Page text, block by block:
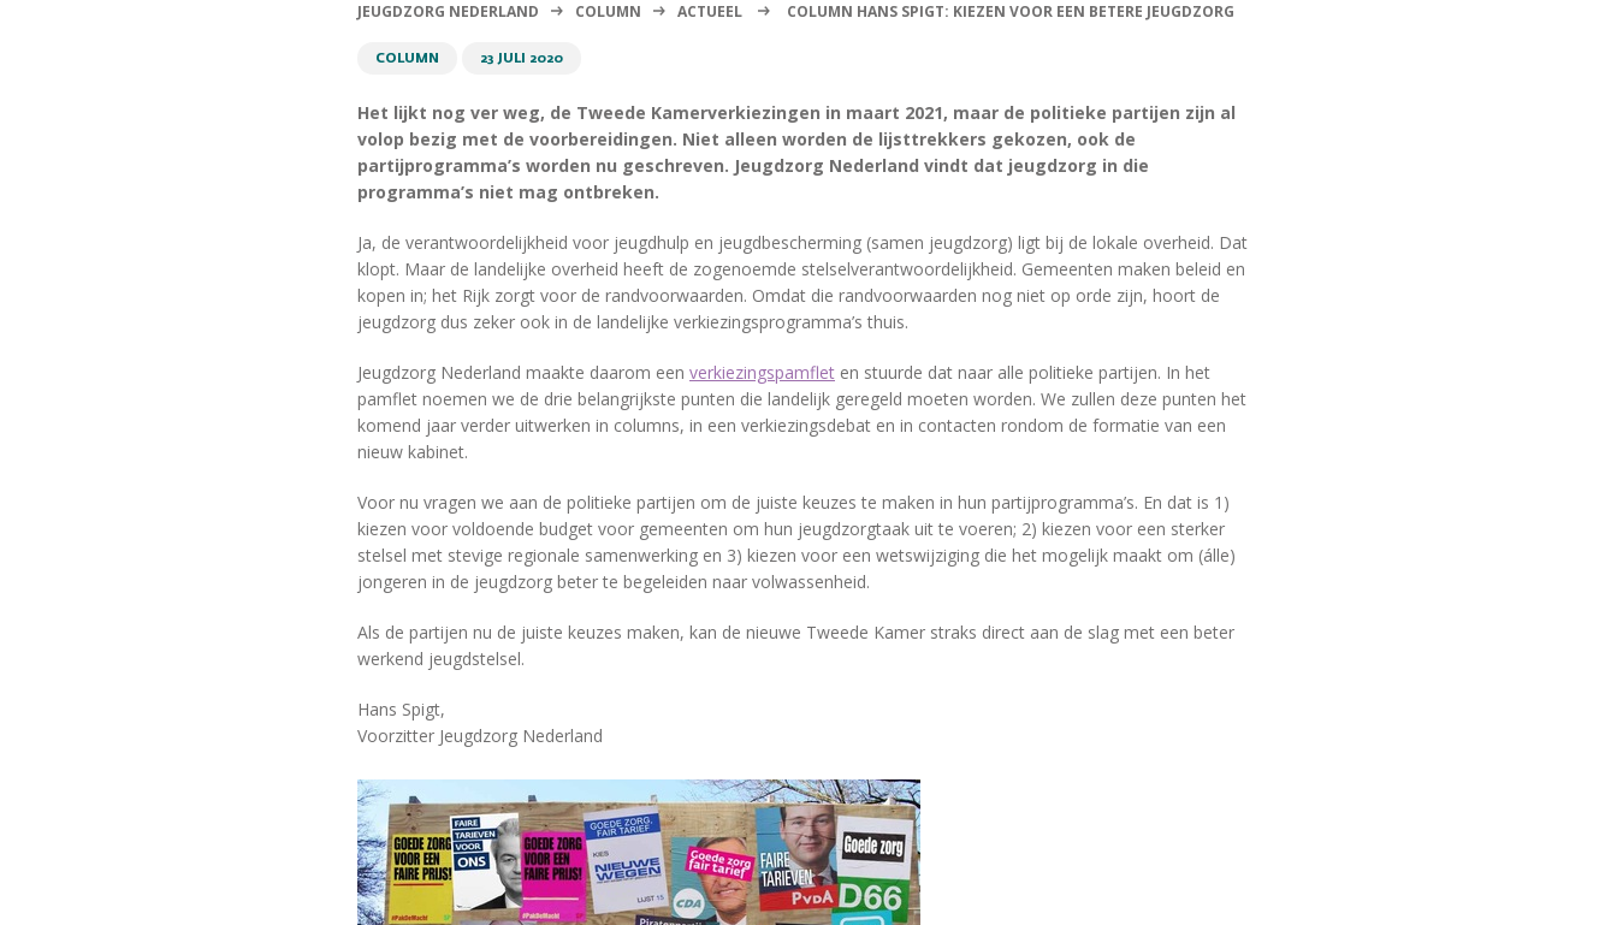
JEUGDZORG NEDERLAND COLUMN ACTUEEL COLUMN HANS SPIGT: KIEZEN VOOR EEN BETERE JEUGDZORG
COLUMN 23 JULI 2020
Het lijkt nog ver weg, de Tweede Kamerverkiezingen in maart 2021, maar de politieke partijen zijn al
volop bezig met de voorbereidingen. Niet alleen worden de lijsttrekkers gekozen, ook de
partijprogramma’s worden nu geschreven. Jeugdzorg Nederland vindt dat jeugdzorg in die
programma’s niet mag ontbreken.
Ja, de verantwoordelijkheid voor jeugdhulp en jeugdbescherming (samen jeugdzorg) ligt bij de lokale overheid. Dat
klopt. Maar de landelijke overheid heeft de zogenoemde stelselverantwoordelijkheid. Gemeenten maken beleid en
kopen in; het Rijk zorgt voor de randvoorwaarden. Omdat die randvoorwaarden nog niet op orde zijn, hoort de
jeugdzorg dus zeker ook in de landelijke verkiezingsprogramma’s thuis.
Jeugdzorg Nederland maakte daarom een verkiezingspamflet en stuurde dat naar alle politieke partijen. In het
pamflet noemen we de drie belangrijkste punten die landelijk geregeld moeten worden. We zullen deze punten het
komend jaar verder uitwerken in columns, in een verkiezingsdebat en in contacten rondom de formatie van een
nieuw kabinet.
Voor nu vragen we aan de politieke partijen om de juiste keuzes te maken in hun partijprogramma’s. En dat is 1)
kiezen voor voldoende budget voor gemeenten om hun jeugdzorgtaak uit te voeren; 2) kiezen voor een sterker
stelsel met stevige regionale samenwerking en 3) kiezen voor een wetswijziging die het mogelijk maakt om (álle)
jongeren in de jeugdzorg beter te begeleiden naar volwassenheid.
Als de partijen nu de juiste keuzes maken, kan de nieuwe Tweede Kamer straks direct aan de slag met een beter
werkend jeugdstelsel.
Hans Spigt,
Voorzitter Jeugdzorg Nederland